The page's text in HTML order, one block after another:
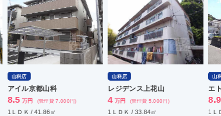
山科店
アイル京都山科
8.5 万円 (管理費 7,000円)
1ＬＤＫ / 41.86㎡
山科店
レジデンス上花山
4 万円 (管理費 5,000円)
1ＬＤＫ / 33.84㎡
山
エ
8.9
1Ｌ